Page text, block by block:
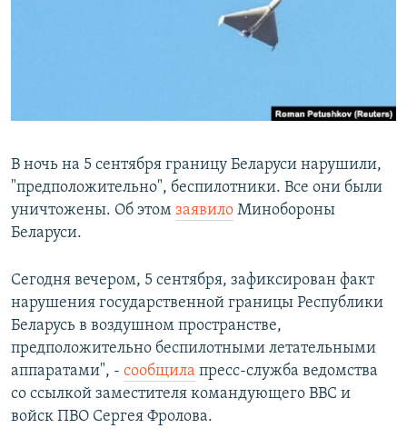
В ночь на 5 сентября границу Беларуси нарушили,
"предположительно", беспилотники. Все они были
уничтожены. Об этом заявило Минобороны
Беларуси.
Сегодня вечером, 5 сентября, зафиксирован факт
нарушения государственной границы Республики
Беларусь в воздушном пространстве,
предположительно беспилотными летательными
аппаратами", - сообщила пресс-служба ведомства
со ссылкой заместителя командующего ВВС и
войск ПВО Сергея Фролова.